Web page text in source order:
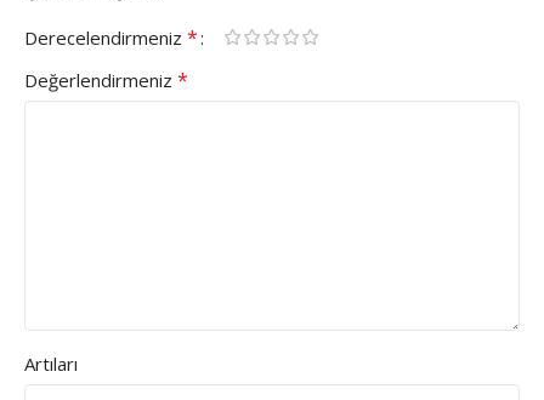
Derecelendirmeniz *
Değerlendirmeniz *
Artıları